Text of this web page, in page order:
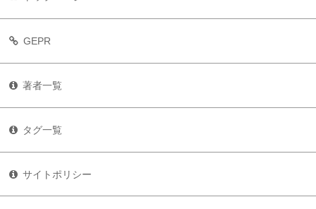
GEPR
著者一覧
タグ一覧
サイトポリシー